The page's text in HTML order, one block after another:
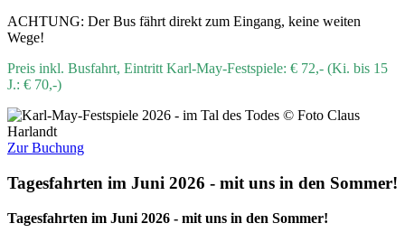
ACHTUNG: Der Bus fährt direkt zum Eingang, keine weiten
Wege!
Preis inkl. Busfahrt, Eintritt Karl-May-Festspiele: € 72,- (Ki. bis 15
J.: € 70,-)
Zur Buchung
Tagesfahrten im Juni 2026 - mit uns in den Sommer!
Tagesfahrten im Juni 2026 - mit uns in den Sommer!